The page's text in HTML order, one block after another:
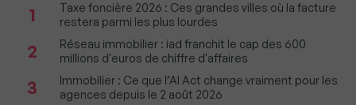
1
Taxe foncière 2026 : Ces grandes villes où la facture
restera parmi les plus lourdes
2
Réseau immobilier : iad franchit le cap des 600
millions d'euros de chiffre d'affaires
3
Immobilier : Ce que l’AI Act change vraiment pour les
agences depuis le 2 août 2026